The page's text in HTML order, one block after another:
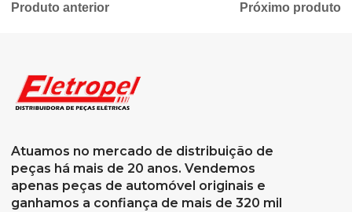
Produto anterior Próximo produto
Atuamos no mercado de distribuição de
peças há mais de 20 anos. Vendemos
apenas peças de automóvel originais e
ganhamos a confiança de mais de 320 mil